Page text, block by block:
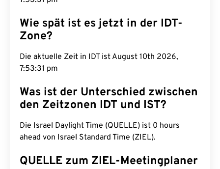
Wie spät ist es jetzt in der IDT-
Zone?
Die aktuelle Zeit in IDT ist August 10th 2026,
7:53:31 pm
Was ist der Unterschied zwischen
den Zeitzonen IDT und IST?
Die Israel Daylight Time (QUELLE) ist 0 hours
ahead von Israel Standard Time (ZIEL).
QUELLE zum ZIEL-Meetingplaner